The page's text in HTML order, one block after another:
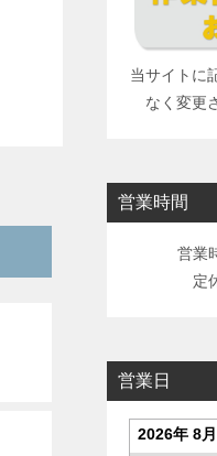
当サイトに
なく変更
営業時間
営業
定
営業日
2026年 8月